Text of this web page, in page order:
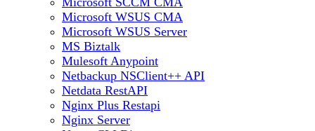
Microsoft WSUS CMA
Microsoft WSUS Server
MS Biztalk
Mulesoft Anypoint
Netbackup NSClient++ API
Netdata RestAPI
Nginx Plus Restapi
Nginx Server